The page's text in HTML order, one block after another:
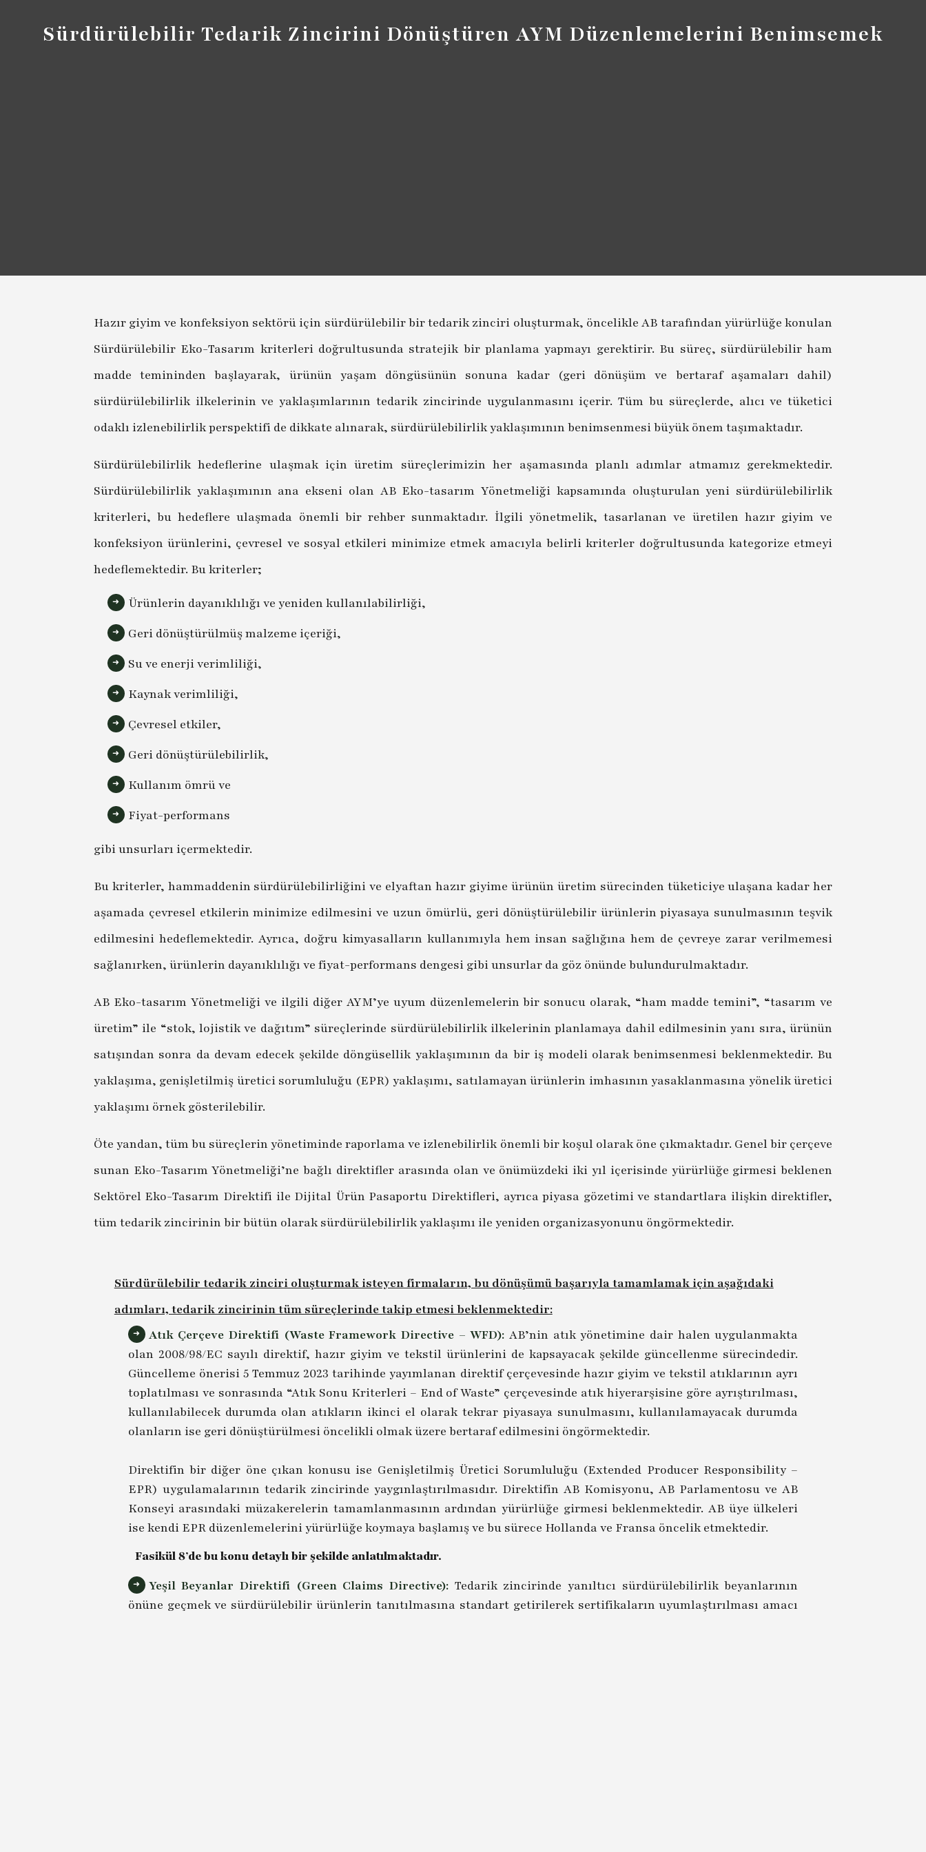
Sürdürülebilir Tedarik Zincirini Dönüştüren AYM Düzenlemelerini Benimsemek
Hazır giyim ve konfeksiyon sektörü için sürdürülebilir bir tedarik zinciri oluşturmak, öncelikle AB tarafından yürürlüğe konulan
Sürdürülebilir Eko-Tasarım kriterleri doğrultusunda stratejik bir planlama yapmayı gerektirir. Bu süreç, sürdürülebilir ham
madde temininden başlayarak, ürünün yaşam döngüsünün sonuna kadar (geri dönüşüm ve bertaraf aşamaları dahil)
sürdürülebilirlik ilkelerinin ve yaklaşımlarının tedarik zincirinde uygulanmasını içerir. Tüm bu süreçlerde, alıcı ve tüketici
odaklı izlenebilirlik perspektifi de dikkate alınarak, sürdürülebilirlik yaklaşımının benimsenmesi büyük önem taşımaktadır.
Sürdürülebilirlik hedeflerine ulaşmak için üretim süreçlerimizin her aşamasında planlı adımlar atmamız gerekmektedir.
Sürdürülebilirlik yaklaşımının ana ekseni olan AB Eko-tasarım Yönetmeliği kapsamında oluşturulan yeni sürdürülebilirlik
kriterleri, bu hedeflere ulaşmada önemli bir rehber sunmaktadır. İlgili yönetmelik, tasarlanan ve üretilen hazır giyim ve
konfeksiyon ürünlerini, çevresel ve sosyal etkileri minimize etmek amacıyla belirli kriterler doğrultusunda kategorize etmeyi
hedeflemektedir. Bu kriterler;
Ürünlerin dayanıklılığı ve yeniden kullanılabilirliği,
Geri dönüştürülmüş malzeme içeriği,
Su ve enerji verimliliği,
Kaynak verimliliği,
Çevresel etkiler,
Geri dönüştürülebilirlik,
Kullanım ömrü ve
Fiyat-performans
gibi unsurları içermektedir.
Bu kriterler, hammaddenin sürdürülebilirliğini ve elyaftan hazır giyime ürünün üretim sürecinden tüketiciye ulaşana kadar her
aşamada çevresel etkilerin minimize edilmesini ve uzun ömürlü, geri dönüştürülebilir ürünlerin piyasaya sunulmasının teşvik
edilmesini hedeflemektedir. Ayrıca, doğru kimyasalların kullanımıyla hem insan sağlığına hem de çevreye zarar verilmemesi
sağlanırken, ürünlerin dayanıklılığı ve fiyat-performans dengesi gibi unsurlar da göz önünde bulundurulmaktadır.
AB Eko-tasarım Yönetmeliği ve ilgili diğer AYM’ye uyum düzenlemelerin bir sonucu olarak, “ham madde temini”, “tasarım ve
üretim” ile “stok, lojistik ve dağıtım” süreçlerinde sürdürülebilirlik ilkelerinin planlamaya dahil edilmesinin yanı sıra, ürünün
satışından sonra da devam edecek şekilde döngüsellik yaklaşımının da bir iş modeli olarak benimsenmesi beklenmektedir. Bu
yaklaşıma, genişletilmiş üretici sorumluluğu (EPR) yaklaşımı, satılamayan ürünlerin imhasının yasaklanmasına yönelik üretici
yaklaşımı örnek gösterilebilir.
Öte yandan, tüm bu süreçlerin yönetiminde raporlama ve izlenebilirlik önemli bir koşul olarak öne çıkmaktadır. Genel bir çerçeve
sunan Eko-Tasarım Yönetmeliği’ne bağlı direktifler arasında olan ve önümüzdeki iki yıl içerisinde yürürlüğe girmesi beklenen
Sektörel Eko-Tasarım Direktifi ile Dijital Ürün Pasaportu Direktifleri, ayrıca piyasa gözetimi ve standartlara ilişkin direktifler,
tüm tedarik zincirinin bir bütün olarak sürdürülebilirlik yaklaşımı ile yeniden organizasyonunu öngörmektedir.
Sürdürülebilir tedarik zinciri oluşturmak isteyen firmaların, bu dönüşümü başarıyla tamamlamak için aşağıdaki
adımları, tedarik zincirinin tüm süreçlerinde takip etmesi beklenmektedir:
Atık Çerçeve Direktifi (Waste Framework Directive – WFD): AB’nin atık yönetimine dair halen uygulanmakta
olan 2008/98/EC sayılı direktif, hazır giyim ve tekstil ürünlerini de kapsayacak şekilde güncellenme sürecindedir.
Güncelleme önerisi 5 Temmuz 2023 tarihinde yayımlanan direktif çerçevesinde hazır giyim ve tekstil atıklarının ayrı
toplatılması ve sonrasında “Atık Sonu Kriterleri – End of Waste” çerçevesinde atık hiyerarşisine göre ayrıştırılması,
kullanılabilecek durumda olan atıkların ikinci el olarak tekrar piyasaya sunulmasını, kullanılamayacak durumda
olanların ise geri dönüştürülmesi öncelikli olmak üzere bertaraf edilmesini öngörmektedir.
Direktifin bir diğer öne çıkan konusu ise Genişletilmiş Üretici Sorumluluğu (Extended Producer Responsibility –
EPR) uygulamalarının tedarik zincirinde yaygınlaştırılmasıdır. Direktifin AB Komisyonu, AB Parlamentosu ve AB
Konseyi arasındaki müzakerelerin tamamlanmasının ardından yürürlüğe girmesi beklenmektedir. AB üye ülkeleri
ise kendi EPR düzenlemelerini yürürlüğe koymaya başlamış ve bu sürece Hollanda ve Fransa öncelik etmektedir.
Fasikül 8’de bu konu detaylı bir şekilde anlatılmaktadır.
Yeşil Beyanlar Direktifi (Green Claims Directive): Tedarik zincirinde yanıltıcı sürdürülebilirlik beyanlarının
önüne geçmek ve sürdürülebilir ürünlerin tanıtılmasına standart getirilerek sertifikaların uyumlaştırılması amacı